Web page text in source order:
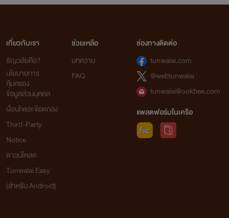
เกี่ยวกับเรา
ธัญวลัยคือ?
นโยบายการ
คุ้มครอง
ข้อมูลส่วนบุคคล
เงื่อนไขและข้อตกลง
Third-Party
Notice
ดาวน์โหลด
Tunwalai Easy
(สำหรับ Android)
ช่วยเหลือ
บทความ
FAQ
ช่องทางติดต่อ
tunwalai.com
@webtunwalai
tunwalai@ookbee.com
แพลตฟอร์มในเครือ